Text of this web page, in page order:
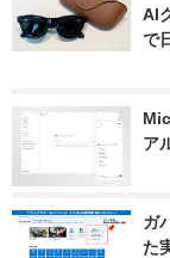
AI
で
ア
ガ
た